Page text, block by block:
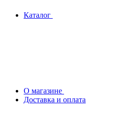
Каталог
О магазине
Доставка и оплата